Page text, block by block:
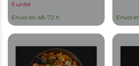
Lock, arrêt sécurité. Hotte
filtres à charbon, classe A,
Touch Slider. Installation:
5 unité
Envoi en 48-72 h
vous
Envoi